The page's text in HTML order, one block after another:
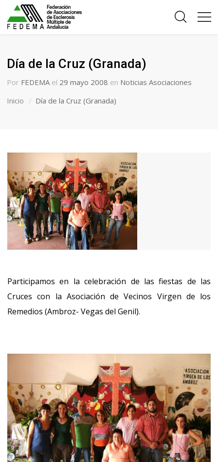
Día de la Cruz (Granada)
Por FEDEMA el 29 mayo 2008 en Noticias Asociaciones
Inicio
Día de la Cruz (Granada)
Participamos en la celebración de las fiestas de las
Cruces con la Asociación de Vecinos Virgen de los
Remedios (Ambroz- Vegas del Genil).